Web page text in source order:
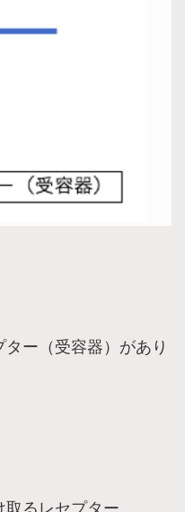
ー（受容器）があり
るレセプター。